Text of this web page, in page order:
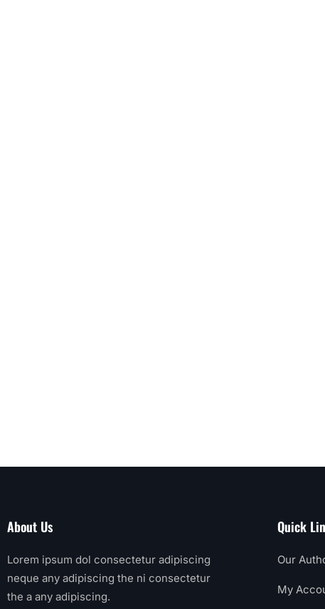
About Us
Lorem ipsum dol consectetur adipiscing
neque any adipiscing the ni consectetur
the a any adipiscing.
Quick
Our
My